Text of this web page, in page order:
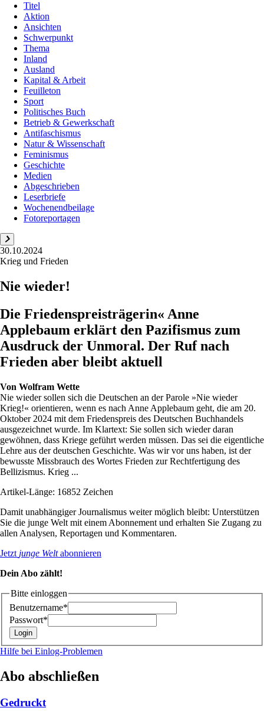
Titel
Aktion
Ansichten
Schwerpunkt
Thema
Inland
Ausland
Kapital & Arbeit
Feuilleton
Sport
Politisches Buch
Betrieb & Gewerkschaft
Antifaschismus
Natur & Wissenschaft
Feminismus
Geschichte
Medien
Abgeschrieben
Leserbriefe
Wochenendbeilage
Fotoreportagen
30.10.2024
Krieg und Frieden
Nie wieder!
Die Friedenspreisträgerin« Anne
Applebaum erklärt den Pazifismus zum
Ausdruck der Unmoral. Der Ruf nach
Frieden aber bleibt aktuell
Von Wolfram Wette
Nie wieder sollen sich die Deutschen an der Parole »Nie wieder
Krieg!« orientieren, wenn es nach Anne Applebaum geht, die am 20.
Oktober 2024 mit dem Friedenspreis des Deutschen Buchhandels
ausgezeichnet wurde. Im Klartext: Sie sollen sich wieder daran
gewöhnen, dass Kriege geführt werden müssen. Das sei die eigentliche
Lehre aus der deutschen Geschichte. Was wir vor uns haben, ist der
bewusste Missbrauch des Wortes Frieden zur Rechtfertigung des
Bellizismus. Krieg ...
Artikel-Länge: 16852 Zeichen
Damit unabhängiger Journalismus weiter möglich bleibt: Unterstützen
Sie die junge Welt mit einem Abonnement und erhalten Sie Zugang zu
allen Analysen, Reportagen und Kommentaren.
Jetzt junge Weltabonnieren
Dein Abo zählt!
Bitte einloggen
Benutzername*
Passwort*
Hilfe bei Einlog-Problemen
Abo abschließen
Gedruckt